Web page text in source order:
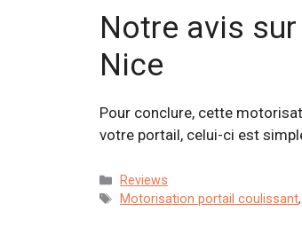
Notre avis
Nice
Pour conclure, cette
votre portail, celui-ci est
Catégories
Reviews
Étiquettes
Motorisation portail coulissant